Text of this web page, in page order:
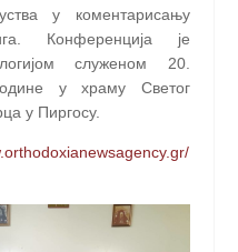
у коментарисању
Конференција је
служеном 20.
у храму Светог
у Пиргосу.